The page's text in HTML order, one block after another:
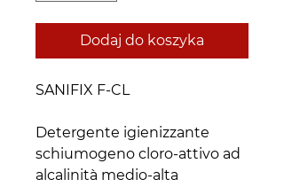
Dodaj do koszyka
SANIFIX F-CL
Detergente igienizzante
schiumogeno cloro-attivo ad
alcalinità medio-alta